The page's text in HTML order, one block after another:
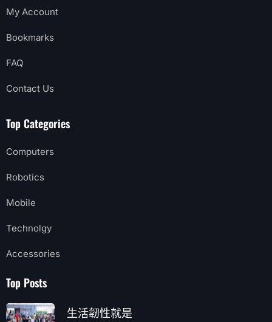
My Account
Bookmarks
FAQ
Contact Us
Top Categories
Computers
Robotics
Mobile
Technolgy
Accessories
Top Posts
生活韌性就是